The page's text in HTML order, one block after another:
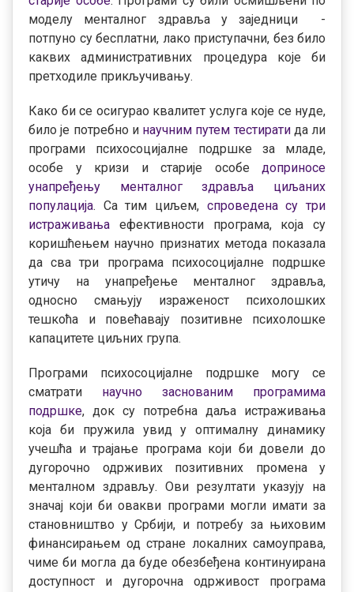
моделу менталног здравља у заједници -
потпуно су бесплатни, лако приступачни, без било
каквих административних процедура које би
претходиле прикључивању.
Како би се осигурао квалитет услуга које се нуде,
било је потребно и научним путем тестиратида ли
програми психосоцијалне подршке за младе,
особе у кризи и старије особе доприносе
унапређењу менталног здравља циљаних
популација. Са тим циљем, спроведена су три
истраживања ефективности програма, која су
коришћењем научно признатих метода показала
да сва три програма психосоцијалне подршке
утичу на унапређење менталног здравља,
односно смањују израженост психолошких
тешкоћа и повећавају позитивне психолошке
капацитете циљних група.
Програми психосоцијалне подршке могу се
сматрати научно заснованим програмима
подршке, док су потребна даља истраживања
која би пружила увид у оптималну динамику
учешћа и трајање програма који би довели до
дугорочно одрживих позитивних промена у
менталном здрављу. Ови резултати указују на
значај који би овакви програми могли имати за
становништво у Србији, и потребу за њиховим
финансирањем од стране локалних самоуправа,
чиме би могла да буде обезбеђена континуирана
доступност и дугорочна одрживост програма